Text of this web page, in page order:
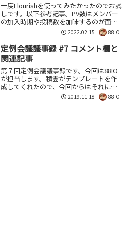
一度Flourishを使ってみたかったのでお試
しです。以下参考記事。PV数はメンバー
の加入時期や投稿数を加味するのが面倒
だったので、今回はユーザ別投稿記事総
数また月間投稿数をグラフ化しました。
2019年3月末のメンバー紹介記事以降を対
象にし...
2022.02.15 88IO
定例会議議事録 #7 コメント欄と
関連記事
第７回定例会議議事録です。今回は88IO
が担当します。積雲がテンプレートを作
成してくれたので、今回からはそれに従
って進めていきます。 2019.11.18 88IO